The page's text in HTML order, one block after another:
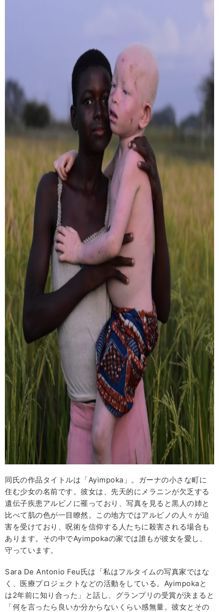
同氏の作品タイトルは「Ayimpoka」。ガーナの小さな町に
住む少女の名前です。彼女は、先天的にメラニンが欠乏する
遺伝子疾患アルビノに罹っており、写真を見ると黒人の姉と
比べて肌の色が一目瞭然。この地方ではアルビノの人々が迫
害を受けており、呪術を信仰する人たちに殺害される場合も
あります。その中でAyimpokaの家では誰もが彼女を愛し、
守っています。
Sara De Antonio Feu氏は「私はフルタイムの写真家ではな
く、医療プロジェクトなどの活動をしている。Ayimpokaと
は2年前に知り合った」と話し、グランプリの受賞が決まると
「何を言ったら良いか分からないくらい感無量。彼女とその